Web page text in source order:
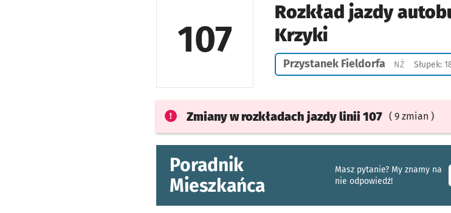
107
Rozkład jazdy
Krzyki
Przystanek Fieldorfa NŻPrzystanek
Słupek:
Zmiany w rozkładach jazdylinii 107 ( 9 zmian )
Poradnik
Mieszkańca
Masz pytanie? My znamy na
nie odpowiedź!